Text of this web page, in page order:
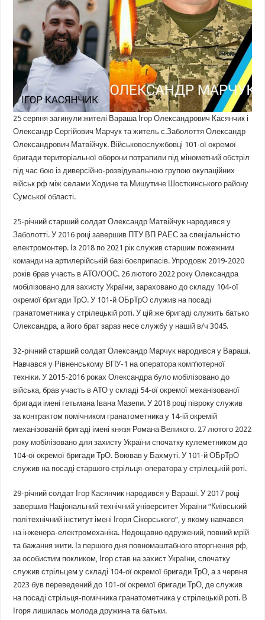
25 серпня загинули жителі Вараша Ігор Олександрович Касянчик і
Олександр Сергійович Марчук та житель с.Заболоття Олександр
Олександрович Матвійчук. Військовослужбовці 101-ої окремої
бригади територіальної оборони потрапили під мінометний обстріл
під час бою із диверсійно-розвідувальною групою окупаційних
військ рф між селами Ходине та Мишутине Шосткинського району
Сумської області.
25-річний старший солдат Олександр Матвійчук народився у
Заболотті. У 2016 році завершив ПТУ ВП РАЕС за спеціальністю
електромонтер. Із 2018 по 2021 рік служив старшим пожежним
команди на артилерійській базі боєприпасів. Упродовж 2019-2020
років брав участь в АТО/ООС. 26 лютого 2022 року Олександра
мобілізовано для захисту України, зараховано до складу 104-ої
окремої бригади ТрО. У 101-й ОБрТрО служив на посаді
гранатометника у стрілецькій роті. У цій же бригаді служить батько
Олександра, а його брат зараз несе службу у нашій в/ч 3045.
32-річний старший солдат Олександр Марчук народився у Вараші.
Навчався у Рівненському ВПУ-1 на оператора комп’ютерної
техніки. У 2015-2016 роках Олександра було мобілізовано до
війська, брав участь в АТО у складі 54-ої окремої механізованої
бригади імені гетьмана Івана Мазепи. У 2018 році півроку служив
за контрактом помічником гранатометника у 14-ій окремій
механізованій бригаді імені князя Романа Великого. 27 лютого 2022
року мобілізовано для захисту України спочатку кулеметником до
104-ої окремої бригади ТрО. Воював у Бахмуті. У 101-й ОБрТрО
служив на посаді старшого стрільця-оператора у стрілецькій роті.
29-річний солдат Ігор Касянчик народився у Вараші. У 2017 році
завершив Національний технічний університет України “Київський
політехнічний інститут імені Ігоря Сікорського”, у якому навчався
на інженера-електромеханіка. Недощавно одружений, повний мрій
та бажання жити. Із першого дня повномаштабного вторгнення рф,
за особистим покликом, Ігор став на захист України, спочатку
служив стрільцем у складі 104-ої окремої бригади ТрО, а з червня
2023 був переведений до 101-ої окремої бригади ТрО, де служив
на посаді стрільця-помічника гранатометника у стрілецькій роті. В
Ігоря лишилась молода дружина та батьки.